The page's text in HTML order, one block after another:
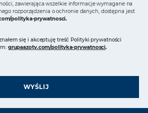
zawierająca wszelkie informacje wymagane na
rozporządzenia o ochronie danych, dostępna jest
polityka-prywatnosci.
się i akceptuję treść Polityki prywatności
grupaazoty.com/polityka-prywatnosci.
WYŚLIJ